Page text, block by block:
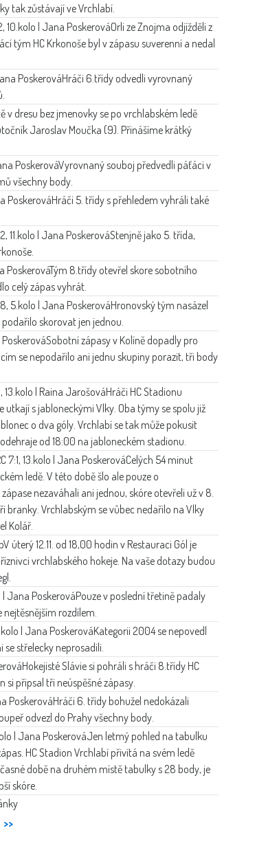
tak zůstávají ve Vrchlabí.
10.kolo | Jana PoskerováOrli ze Znojma odjížděli z
tým HC Krkonoše byl v zápasu suverenní a nedal
PoskerováHráči 6.třídy odvedli vyrovnaný
v dresu bez jmenovky se po vrchlabském ledě
Jaroslav Moučka (9). Přinášíme krátký
PoskerováVyrovnaný souboj předvedli páťáci v
všechny body.
PoskerováHráči 5. třídy s přehledem vyhráli také
11.kolo | Jana PoskerováStenjně jako 5. třída,
PoskerováTým 8.třídy otevřel skore sobotního
celý zápas vyhrát.
5.kolo | Jana PoskerováHronovský tým nasázel
skorovat jen jednou.
PoskerováSobotní zápasy v Kolíně dopadly pro
se nepodařilo ani jednu skupiny porazit, tři body
13.kolo | Raina JarošováHráči HC Stadionu
utkají s jabloneckými Vlky. Oba týmy se spolu již
o dva góly. Vrchlabí se tak může pokusit
od 18:00 na jabloneckém stadionu.
7:1, 13.kolo | Jana PoskerováCelých 54 minut
ledě. V této době šlo ale pouze o
nezaváhali ani jednou, skóre otevřeli už v 8.
Vrchlabským se vůbec nedařilo na Vlky
Kolář.
V úterý 12.11. od 18,00 hodin v Restauraci Gól je
vrchlabského hokeje. Na vaše dotazy budou
| Jana PoskerováPouze v poslední třetině padaly
rozdílem.
| Jana PoskerováKategorii 2004 se nepovedl
střelecky neprosadili.
Hokejisté Slávie si pohráli s hráči 8.třídy HC
si připsal tři neúspěšné zápasy.
PoskerováHráči 6. třídy bohužel nedokázali
odvezl do Prahy všechny body.
| Jana PoskerováJen letmý pohled na tabulku
HC Stadion Vrchlabí přivítá na svém ledě
době na druhém místě tabulky s 28 body, je
skóre.
>>